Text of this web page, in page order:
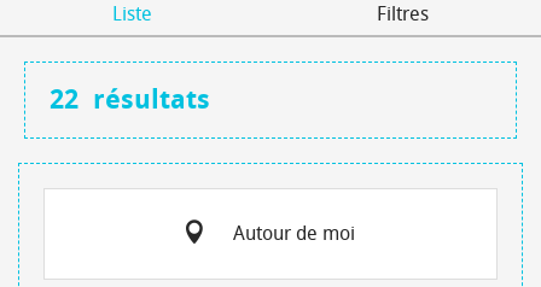
Liste Filtres
22 résultats
Autour de moi